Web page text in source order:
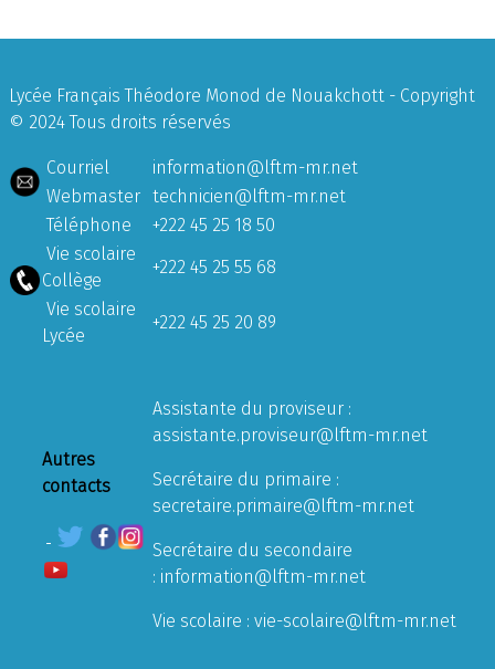
Lycée Français Théodore Monod de Nouakchott - Copyright
© 2024 Tous droits réservés
Courriel
information@lftm-mr.net
Webmaster technicien@lftm-mr.net
Téléphone
+222 45 25 18 50
Vie scolaire
Collège
+222 45 25 55 68
Vie scolaire
Lycée
+222 45 25 20 89
Autres
contacts
Assistante du proviseur :
assistante.proviseur@lftm-mr.net
Secrétaire du primaire :
secretaire.primaire@lftm-mr.net
Secrétaire du secondaire
: information@lftm-mr.net
Vie scolaire : vie-scolaire@lftm-mr.net